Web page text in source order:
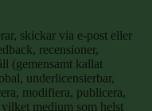
skickar via e-post eller
recensioner,
(gemensamt kallat
underlicensierbar,
modifiera, publicera,
medium som helst